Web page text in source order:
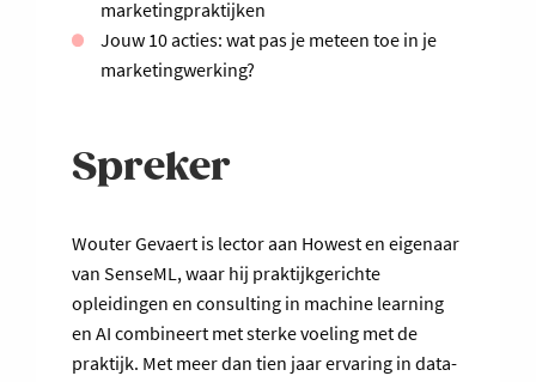
marketingpraktijken
Jouw 10 acties: wat pas je meteen toe in je
marketingwerking?
Spreker
Wouter Gevaert is lector aan Howest en eigenaar
van SenseML, waar hij praktijkgerichte
opleidingen en consulting in machine learning
en AI combineert met sterke voeling met de
praktijk. Met meer dan tien jaar ervaring in data-